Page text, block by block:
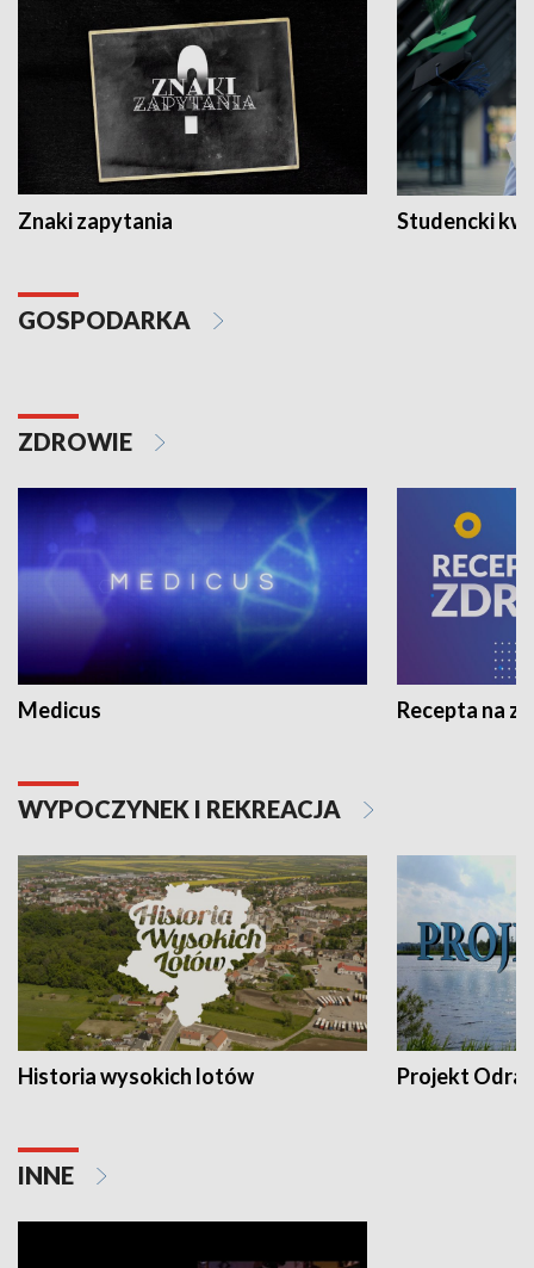
Znaki zapytania Studencki
GOSPODARKA
ZDROWIE
Medicus Recepta na
WYPOCZYNEK I REKREACJA
Historia wysokich lotów Projekt Odra
INNE